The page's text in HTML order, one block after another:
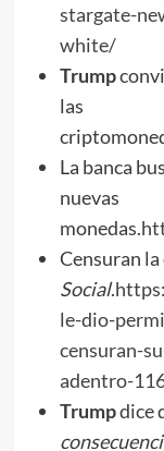
stargate-
white/
Trump
las
La banca
nuevas
monedas.
Censuran
Social.
le-dio-
censuran-
adentro-
Trumpdice